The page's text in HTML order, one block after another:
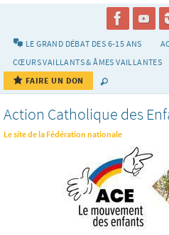
LE GRAND DÉBAT DES 6-15 ANS
CŒURS VAILLANTS & ÂMES VAILLANTES
FAIRE UN DON
Action Catholique des
Le site de la Fédération nationale